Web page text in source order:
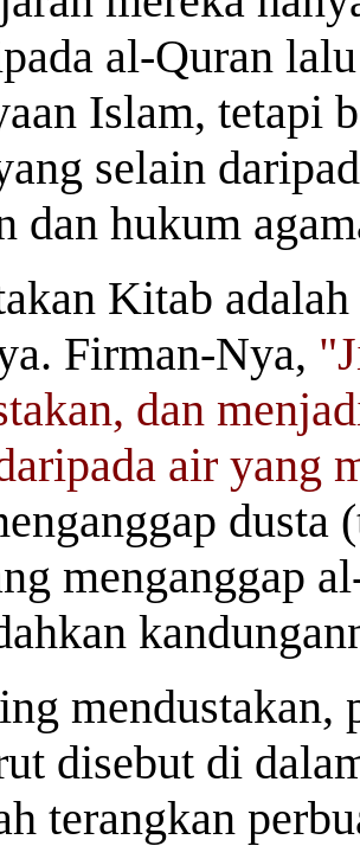
al-Quran
Islam, tetapi
selain
dan hukum
Kitab
Firman-Nya,
dan
air yang
dusta
menganggap
mendustakan,
disebut di
terangkan